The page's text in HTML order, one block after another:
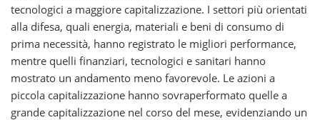
tecnologici a maggiore capitalizzazione. I settori più orientati
alla difesa, quali energia, materiali e beni di consumo di
prima necessità, hanno registrato le migliori performance,
mentre quelli finanziari, tecnologici e sanitari hanno
mostrato un andamento meno favorevole. Le azioni a
piccola capitalizzazione hanno sovraperformato quelle a
grande capitalizzazione nel corso del mese, evidenziando un